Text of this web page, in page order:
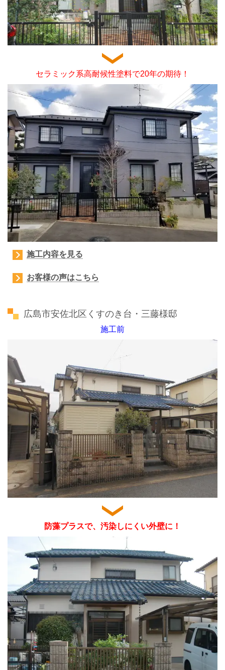
セラミック系高耐候性塗料で20年の期待！
施工内容を見る
お客様の声はこちら
広島市安佐北区くすのき台・三藤様邸
施工前
防藻プラスで、汚染しにくい外壁に！